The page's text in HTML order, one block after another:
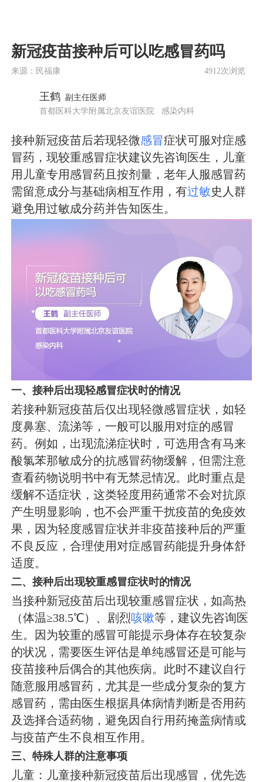
新冠疫苗接种后可以吃感冒药吗
来源：民福康 4912次浏览
王鹤 副主任医师
首都医科大学附属北京友谊医院
感染内科
接种新冠疫苗后若现轻微感冒症状可服对症感
冒药，现较重感冒症状建议先咨询医生，儿童
用儿童专用感冒药且按剂量，老年人服感冒药
需留意成分与基础病相互作用，有过敏史人群
避免用过敏成分药并告知医生。
一、接种后出现轻感冒症状时的情况
若接种新冠疫苗后仅出现轻微感冒症状，如轻
度鼻塞、流涕等，一般可以服用对症的感冒
药。例如，出现流涕症状时，可选用含有马来
酸氯苯那敏成分的抗感冒药物缓解，但需注意
查看药物说明书中有无禁忌情况。此时重点是
缓解不适症状，这类轻度用药通常不会对抗原
产生明显影响，也不会严重干扰疫苗的免疫效
果，因为轻度感冒症状并非疫苗接种后的严重
不良反应，合理使用对症感冒药能提升身体舒
适度。
二、接种后出现较重感冒症状时的情况
当接种新冠疫苗后出现较重感冒症状，如高热
（体温≥38.5℃）、剧烈咳嗽等，建议先咨询医
生。因为较重的感冒可能提示身体存在较复杂
的状况，需要医生评估是单纯感冒还是可能与
疫苗接种后偶合的其他疾病。此时不建议自行
随意服用感冒药，尤其是一些成分复杂的复方
感冒药，需由医生根据具体病情判断是否用药
及选择合适药物，避免因自行用药掩盖病情或
与疫苗产生不良相互作用。
三、特殊人群的注意事项
儿童：儿童接种新冠疫苗后出现感冒，优先选